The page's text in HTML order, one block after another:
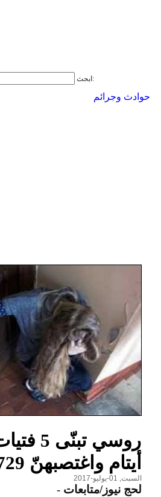
ابحث ابحث عن:
حوادث وجرائم
روسي
أيتام واغتصبهنّ 729 مرّة..!!
السبت, 01-يوليو-2017
لحج نيوز/متابعات -